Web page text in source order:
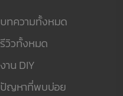
บทความทั้งหมด
รีวิวทั้งหมด
งาน DIY
ปัญหาที่พบบ่อย